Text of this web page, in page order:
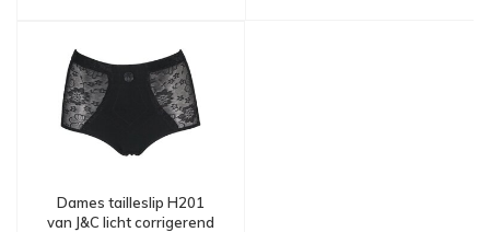
Dames tailleslip H201
van J&C licht corrigerend